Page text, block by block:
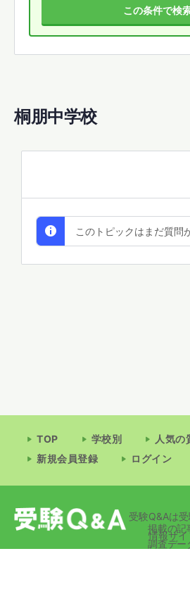
桐朋中学校
このトピックはまだ質問
この条件で検
TOP 学校別
人気の
新規会員登録
ログイン
受験Q&Aは
情報サ
掲載の記
調査デー